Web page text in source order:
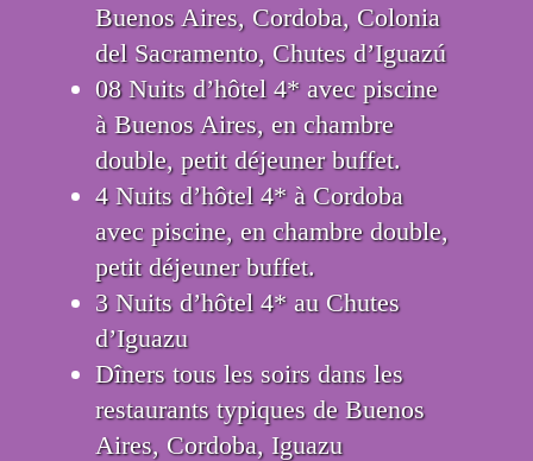
Buenos Aires, Cordoba, Colonia
del Sacramento, Chutes d’Iguazú
08 Nuits d’hôtel 4* avec piscine
à Buenos Aires, en chambre
double, petit déjeuner buffet.
4 Nuits d’hôtel 4* à Cordoba
avec piscine, en chambre double,
petit déjeuner buffet.
3 Nuits d’hôtel 4* au Chutes
d’Iguazu
Dîners tous les soirs dans les
restaurants typiques de Buenos
Aires, Cordoba, Iguazu